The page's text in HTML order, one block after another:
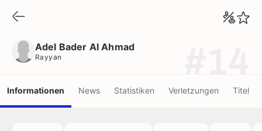
Adel Bader Al Ahmad
Rayyan
Informationen News Statistiken Verletzungen Titel